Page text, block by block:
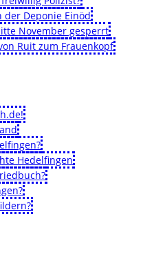
der Deponie Einöd
November gesperrt
Ruit zum Frauenkopf
Hedelfingen